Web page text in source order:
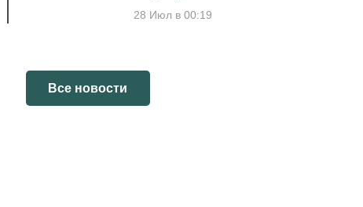
28 Июл в 00:19
Все новости